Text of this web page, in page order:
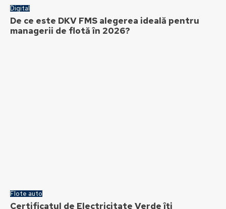
Digital
De ce este DKV FMS alegerea ideală pentru
managerii de flotă în 2026?
Flote auto
Certificatul de Electricitate Verde îți